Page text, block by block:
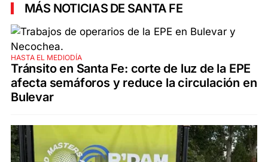
MÁS NOTICIAS DE SANTA FE
HASTA EL MEDIODÍA
Tránsito en Santa Fe: corte de luz de la EPE
afecta semáforos y reduce la circulación en
Bulevar